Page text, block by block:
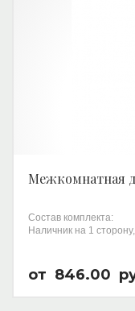
Межкомнатная
Состав комплекта:
Наличник на 1
от 846.00